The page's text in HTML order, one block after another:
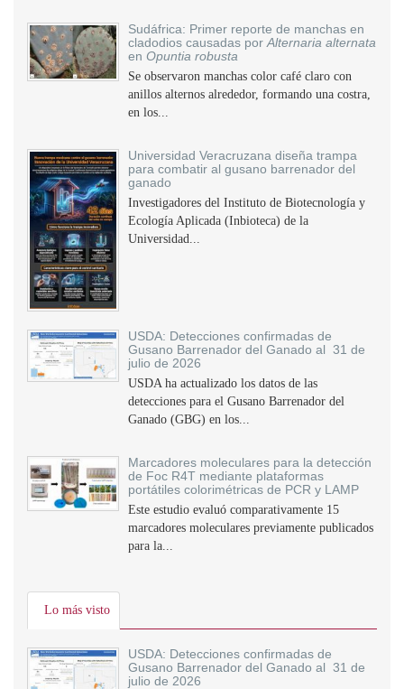
Sudáfrica: Primer reporte de manchas en
cladodios causadas por Alternaria alternata
en Opuntia robusta
Se observaron manchas color café claro con
anillos alternos alrededor, formando una costra,
en los...
Universidad Veracruzana diseña trampa
para combatir al gusano barrenador del
ganado
Investigadores del Instituto de Biotecnología y
Ecología Aplicada (Inbioteca) de la
Universidad...
USDA: Detecciones confirmadas de
Gusano Barrenador del Ganado al 31 de
julio de 2026
USDA ha actualizado los datos de las
detecciones para el Gusano Barrenador del
Ganado (GBG) en los...
Marcadores moleculares para la detección
de Foc R4T mediante plataformas
portátiles colorimétricas de PCR y LAMP
Este estudio evaluó comparativamente 15
marcadores moleculares previamente publicados
para la...
Lo más visto
USDA: Detecciones confirmadas de
Gusano Barrenador del Ganado al 31 de
julio de 2026